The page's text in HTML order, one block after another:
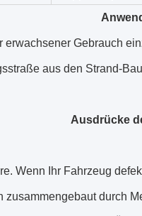
erwachsener Gebrauch
aus den Strand-
Ausdrücke
Wenn Ihr Fahrzeug
zusammengebaut durch